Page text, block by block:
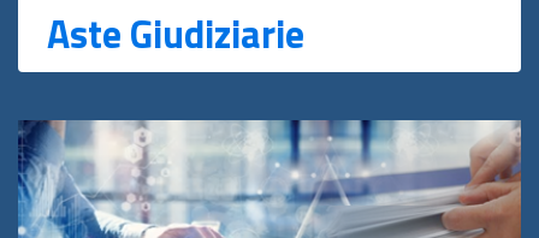
Aste Giudiziarie